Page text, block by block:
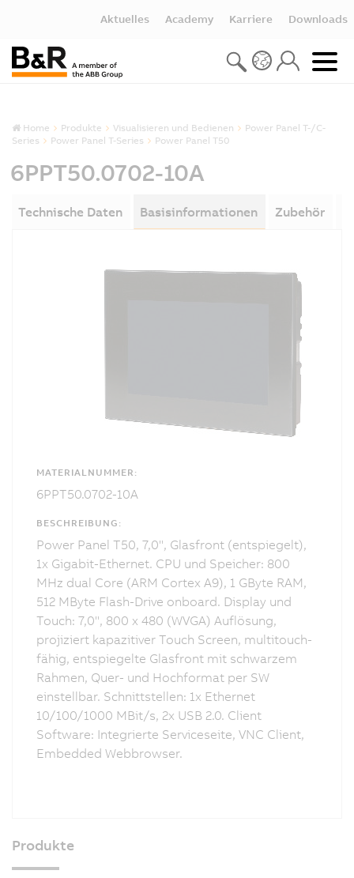
Aktuelles Academy Karriere Downloads
Home Produkte Visualisieren und Bedienen
Power Panel T-/C-
Series
Power Panel T-Series Power Panel T50
6PPT50.0702-10A
Technische Daten Basisinformationen Zubehör
MATERIALNUMMER:
6PPT50.0702-10A
BESCHREIBUNG:
Power Panel T50, 7,0", Glasfront (entspiegelt),
1x Gigabit-Ethernet. CPU und Speicher: 800
MHz dual Core (ARM Cortex A9), 1 GByte RAM,
512 MByte Flash-Drive onboard. Display und
Touch: 7,0", 800 x 480 (WVGA) Auflösung,
projiziert kapazitiver Touch Screen, multitouch-
fähig, entspiegelte Glasfront mit schwarzem
Rahmen, Quer- und Hochformat per SW
einstellbar. Schnittstellen: 1x Ethernet
10/100/1000 MBit/s, 2x USB 2.0. Client
Software: Integrierte Serviceseite, VNC Client,
Embedded Webbrowser.
Produkte